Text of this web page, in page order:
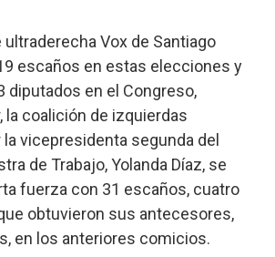
Vox de Santiago
escaños en estas elecciones y
diputados en el Congreso,
la coalición de izquierdas
vicepresidenta segunda del
de Trabajo, Yolanda Díaz, se
fuerza con 31 escaños, cuatro
obtuvieron sus antecesores,
en los anteriores comicios.